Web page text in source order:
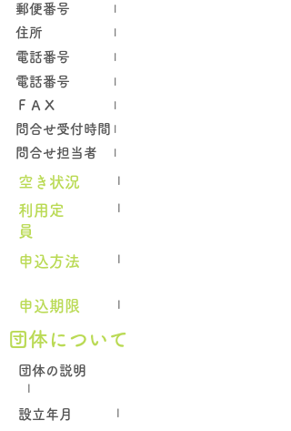
郵便番号 I
住所 I
電話番号 I
電話番号 I
​ＦＡＸ I
問合せ受付時間 I
問合せ担当者 I
空き状況
​利用定
員
申込方法
申込期限
I
I
I
I
団体について
団体の説明
I
設立年月 I